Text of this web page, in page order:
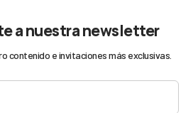
a nuestra newsletter
contenido e invitaciones más exclusivas.